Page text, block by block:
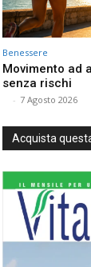
Benessere
Movimento ad
senza rischi
- 7 Agosto 2026
Acquista